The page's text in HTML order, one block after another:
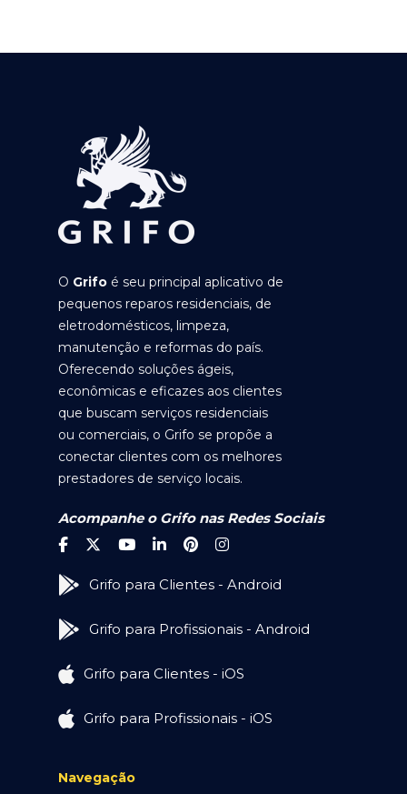
O Grifo é seu principal aplicativo de
pequenos reparos residenciais, de
eletrodomésticos, limpeza,
manutenção e reformas do país.
Oferecendo soluções ágeis,
econômicas e eficazes aos clientes
que buscam serviços residenciais
ou comerciais, o Grifo se propõe a
conectar clientes com os melhores
prestadores de serviço locais.
Acompanhe o Grifo nas Redes Sociais
Grifo para Clientes - Android
Grifo para Profissionais - Android
Grifo para Clientes - iOS
Grifo para Profissionais - iOS
Navegação